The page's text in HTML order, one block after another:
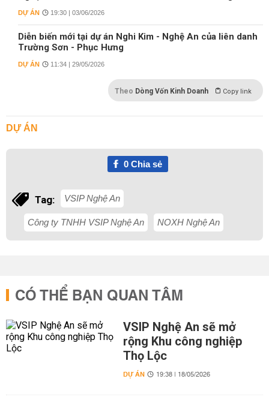
DỰ ÁN 19:30 | 03/06/2026
Diễn biến mới tại dự án Nghi Kim - Nghệ An của liên danh
Trường Sơn - Phục Hưng
DỰ ÁN 11:34 | 29/05/2026
Theo Dòng Vốn Kinh Doanh Copy link
DỰ ÁN
0Chia sẻ
Tag: VSIP Nghệ An
Công ty TNHH VSIP Nghệ An NOXH Nghệ An
CÓ THỂ BẠN QUAN TÂM
VSIP Nghệ An sẽ mở
rộng Khu công nghiệp
Thọ Lộc
DỰ ÁN 19:38 | 18/05/2026